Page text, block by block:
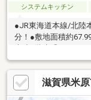
システムキッチン
●JR東海道本線/北陸
分！●敷地面積約
帖の広さ。●リビン
き来可能な、回遊性
階、2階に有。●洋室
ス有。●玄関横に、
滋賀県米